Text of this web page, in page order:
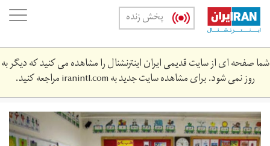
Skip
main
content
پخش زنده
شما صفحه ای از سایت قدیمی ایران اینترنشنال را مشاهده می کنید که دیگر به
روز نمی شود. برای مشاهده سایت جدید بهiranintl.comمراجعه کنید.
99275_469.jpg